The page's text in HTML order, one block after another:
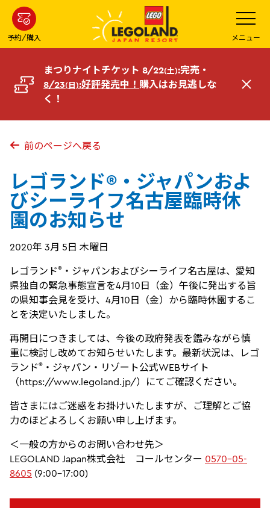
ン
コ
へ
予約/購入
メ
ニ
ュ
ー
を
開
メニュー
まつりナイトチケット 8/22(土):完売・
8/23(日):好評発売中！ 購入はお見逃しな
く！
閉
前のページへ戻る
レゴランド®・ジャパンおよ
びシーライフ名古屋臨時休
園のお知らせ
2020年 3月 5日 木曜日
レゴランド® ・ジャパンおよびシーライフ名古屋は、愛知
県独自の緊急事態宣言を4月10日（金）午後に発出する旨
の県知事会見を受け、4月10日（金）から臨時休園するこ
とを決定いたしました。
再開日につきましては、今後の政府発表を鑑みながら慎
重に検討し改めてお知らせいたします。最新状況は、レゴ
ランド® ・ジャパン・リゾート公式WEBサイト
（https://www.legoland.jp/）にてご確認ください。
皆さまにはご迷惑をお掛けいたしますが、ご理解とご協
力のほどよろしくお願い申し上げます。
＜一般の方からのお問い合わせ先＞
LEGOLAND Japan株式会社 コールセンター 0570-05-
8605 (9:00-17:00)